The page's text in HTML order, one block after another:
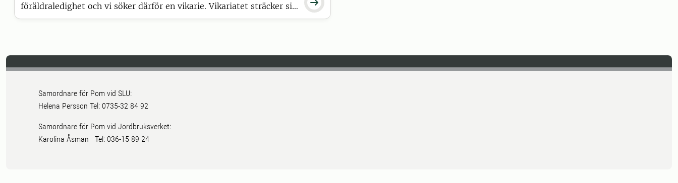

föräldraledighet och vi söker därför en vikarie. Vikariatet sträcker sig
över tio månader med eventuell möjlighet till förlängning.
Samordnare för Pom vid SLU:
Helena Persson Tel: 0735-32 84 92
Samordnare för Pom vid Jordbruksverket:
Karolina Åsman Tel: 036-15 89 24